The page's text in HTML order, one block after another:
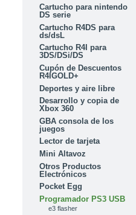
Cartucho para nintendo
DS serie
Cartucho R4DS para
ds/dsL
Cartucho R4I para
3DS/DSi/DS
Cupón de Descuentos
R4IGOLD+
Deportes y aire libre
Desarrollo y copia de
Xbox 360
GBA consola de los
juegos
Lector de tarjeta
Mini Altavoz
Otros Productos
Electrónicos
Pocket Egg
Programador PS3 USB
e3 flasher